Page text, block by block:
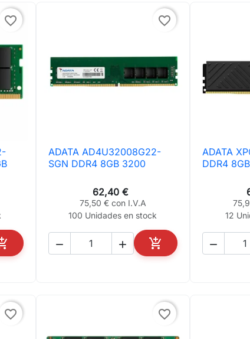
favorite_border
AÑADIR AL CARRITO
favorite_border
 Vista rápida
ADATA AD4U32008G22-
SGN DDR4 8GB 3200
62,40 €
75,50 € con I.V.A
100 Unidades en stock
  
AÑADIR AL CARRITO

ADATA
DDR4
12

favorite_border favorite_border